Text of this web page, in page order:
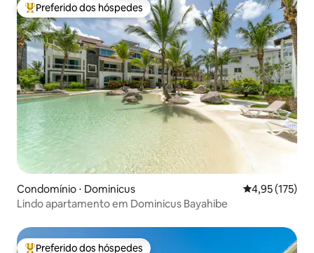
Entre os melhores preferidos dos hóspedes
Preferido dos hóspedes
Condomínio ⋅ Dominicus 4,95 de uma
4,95 (175)
Lindo apartamento em Dominicus Bayahibe
Preferido dos hóspedes